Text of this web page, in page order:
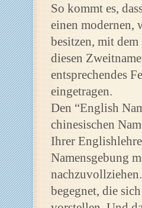
So kommt es,
einen modernen,
besitzen, mit
diesen
entsprechendes
eingetragen.
Den “English
chinesischen
Ihrer
Namensgebung
begegnet, die